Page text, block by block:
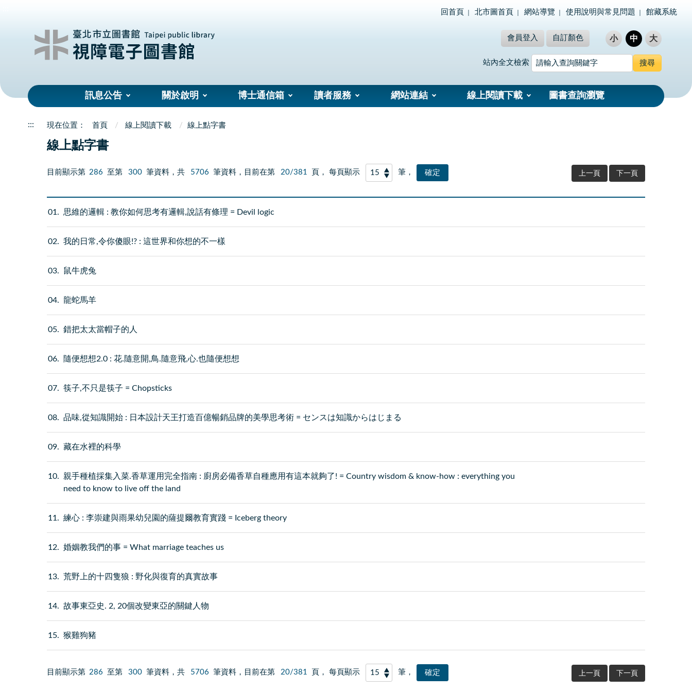
回首頁 北市圖首頁 網站導覽 使用說明與常見問題 館藏系統
會員登入 自訂顏色 小 中 大
站內全文檢索
訊息公告 關於啟明 博士通信箱 讀者服務 網站連結 線上閱讀下載 圖書查詢瀏覽
::: 首頁 線上閱讀下載 線上點字書
線上點字書
目前顯示第 286 至第 300 筆資料，共 5706 筆資料，目前在第 20/381 頁， 每頁顯示 筆， 上一頁 下一頁
01 思維的邏輯 : 教你如何思考有邏輯,說話有條理 = Devil logic
02 我的日常,令你傻眼!? : 這世界和你想的不一樣
03 鼠牛虎兔
04 龍蛇馬羊
05 錯把太太當帽子的人
06 隨便想想2.0 : 花.隨意開,鳥.隨意飛,心.也隨便想想
07 筷子,不只是筷子 = Chopsticks
08 品味,從知識開始 : 日本設計天王打造百億暢銷品牌的美學思考術 = センスは知識からはじまる
09 藏在水裡的科學
10
親手種植採集入菜.香草運用完全指南 : 廚房必備香草自種應用有這本就夠了! = Country wisdom & know-how : everything you
need to know to live off the land
11 練心 : 李崇建與雨果幼兒園的薩提爾教育實踐 = Iceberg theory
12 婚姻教我們的事 = What marriage teaches us
13 荒野上的十四隻狼 : 野化與復育的真實故事
14 故事東亞史. 2, 20個改變東亞的關鍵人物
15 猴雞狗豬
目前顯示第 286 至第 300 筆資料，共 5706 筆資料，目前在第 20/381 頁， 每頁顯示 筆， 上一頁 下一頁